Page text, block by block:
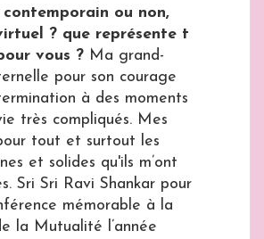
contemporain ou non,
? que représente t
vous ? Ma grand-
pour son courage
à des moments
très compliqués. Mes
tout et surtout les
et solides qu'ils m’ont
Sri Sri Ravi Shankar pour
mémorable à la
la Mutualité l’année